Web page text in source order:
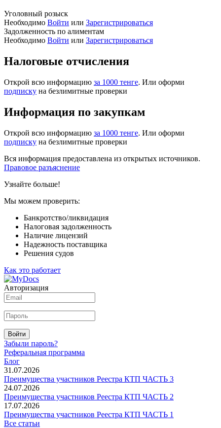
Уголовный розыск
Необходимо Войти или Зарегистрироваться
Задолженность по алиментам
Необходимо Войти или Зарегистрироваться
Налоговые отчисления
Открой всю информацию за 1000 тенге. Или оформи
подписку на безлимитные проверки
Информация по закупкам
Открой всю информацию за 1000 тенге. Или оформи
подписку на безлимитные проверки
Вся информация предоставлена из открытых источников.
Правовое разъяснение
Узнайте больше!
Мы можем проверить:
Банкротство/ликвидация
Налоговая задолженность
Наличие лицензий
Надежность поставщика
Решения судов
Как это работает
Авторизация
Войти
Забыли пароль?
Реферальная программа
Блог
31.07.2026
Преимущества участников Реестра КТП ЧАСТЬ 3
24.07.2026
Преимущества участников Реестра КТП ЧАСТЬ 2
17.07.2026
Преимущества участников Реестра КТП ЧАСТЬ 1
Все статьи